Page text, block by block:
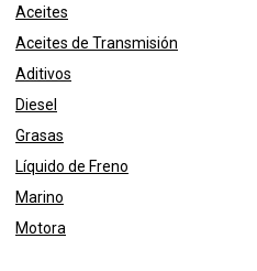
Aceites
Aceites de Transmisión
Aditivos
Diesel
Grasas
Líquido de Freno
Marino
Motora